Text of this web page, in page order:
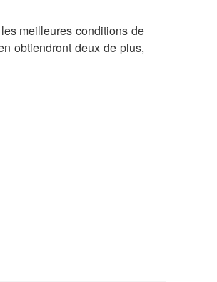
meilleures conditions de
obtiendront deux de plus,